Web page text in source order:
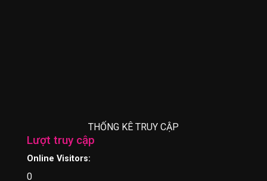
THỐNG KÊ TRUY CẬP
Lượt truy cập
Online Visitors:
0